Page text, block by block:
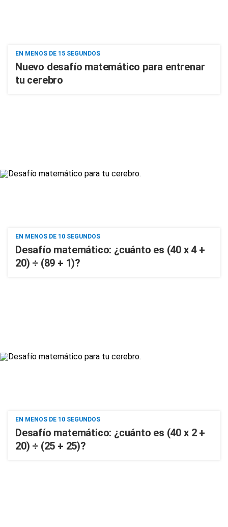
EN MENOS DE 15 SEGUNDOS
Nuevo desafío matemático para entrenar
tu cerebro
EN MENOS DE 10 SEGUNDOS
Desafío matemático: ¿cuánto es (40 x 4 +
20) ÷ (89 + 1)?
EN MENOS DE 10 SEGUNDOS
Desafío matemático: ¿cuánto es (40 x 2 +
20) ÷ (25 + 25)?